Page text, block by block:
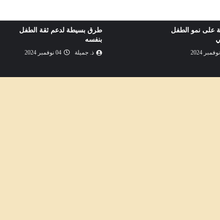
على نمو الطفل
طرق بسيطة لدعم ثقة الطفل
بنفسه
ذ. جميلة 04 نوفمبر 2024